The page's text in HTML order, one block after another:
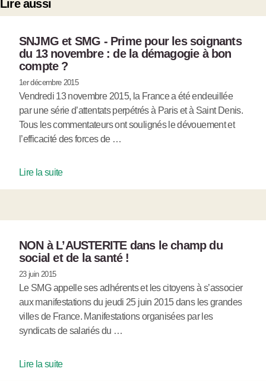
Lire aussi
SNJMG et SMG - Prime pour les soignants
du 13 novembre : de la démagogie à bon
compte ?
1er décembre 2015
Vendredi 13 novembre 2015, la France a été endeuillée
par une série d’attentats perpétrés à Paris et à Saint Denis.
Tous les commentateurs ont soulignés le dévouement et
l’efficacité des forces de …
Lire la suite
NON à L’AUSTERITE dans le champ du
social et de la santé !
23 juin 2015
Le SMG appelle ses adhérents et les citoyens à s’associer
aux manifestations du jeudi 25 juin 2015 dans les grandes
villes de France. Manifestations organisées par les
syndicats de salariés du …
Lire la suite